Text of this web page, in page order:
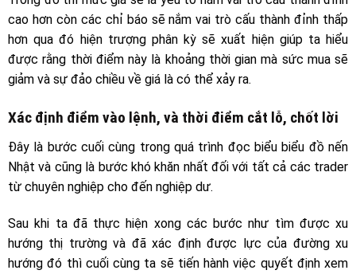
cao hơn còn các chỉ báo sẽ nắm vai trò cấu thành đỉnh thấp
hơn qua đó hiện trượng phân kỳ sẽ xuất hiện giúp ta hiểu
được rằng thời điểm này là khoảng thời gian mà sức mua sẽ
giảm và sự đảo chiều về giá là có thể xảy ra.
Xác định điểm vào lệnh, và thời điểm cắt lỗ, chốt lời
Đây là bước cuối cùng trong quá trình đọc biểu biểu đồ nến
Nhật và cũng là bước khó khăn nhất đối với tất cả các trader
từ chuyên nghiệp cho đến nghiệp dư.
Sau khi ta đã thực hiện xong các bước như tìm được xu
hướng thị trường và đã xác định được lực của đường xu
hướng đó thì cuối cùng ta sẽ tiến hành việc quyết định xem